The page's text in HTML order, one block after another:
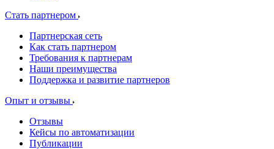
Стать партнером
Партнерская сеть
Как стать партнером
Требования к партнерам
Наши преимущества
Поддержка и развитие партнеров
Опыт и отзывы
Отзывы
Кейсы по автоматизации
Публикации